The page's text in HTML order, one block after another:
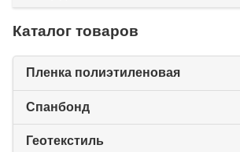
Каталог товаров
Пленка полиэтиленовая
Спанбонд
Геотекстиль